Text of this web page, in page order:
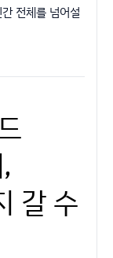
전체를 넘어설
갈 수